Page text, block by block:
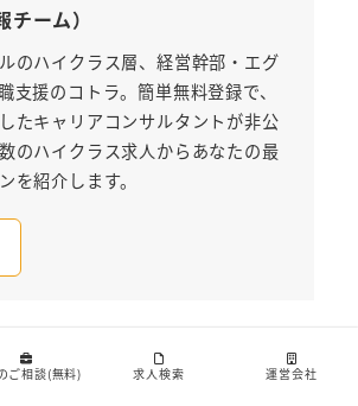
ーム）
のハイクラス層、経営幹部・エグ
支援のコトラ。簡単無料登録で、
たキャリアコンサルタントが非公
のハイクラス求人からあなたの最
を紹介します。
ご相談(無料) 求人検索 運営会社